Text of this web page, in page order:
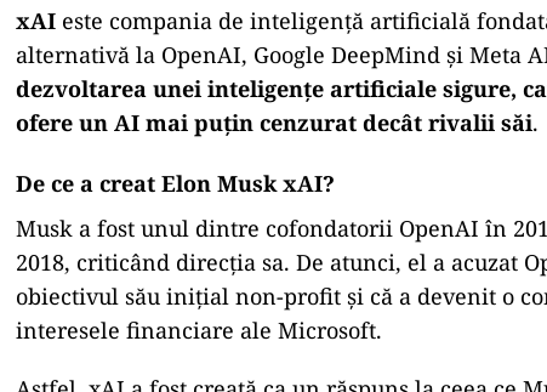
xAI este compania de inteligență artificială
alternativă la OpenAI, Google DeepMind și Meta
dezvoltarea unei inteligențe artificiale sigure,
ofere un AI mai puțin cenzurat decât rivalii săi.
De ce a creat Elon Musk xAI?
Musk a fost unul dintre cofondatorii OpenAI în
2018, criticând direcția sa. De atunci, el a acuzat
obiectivul său inițial non-profit și că a devenit o
interesele financiare ale Microsoft.